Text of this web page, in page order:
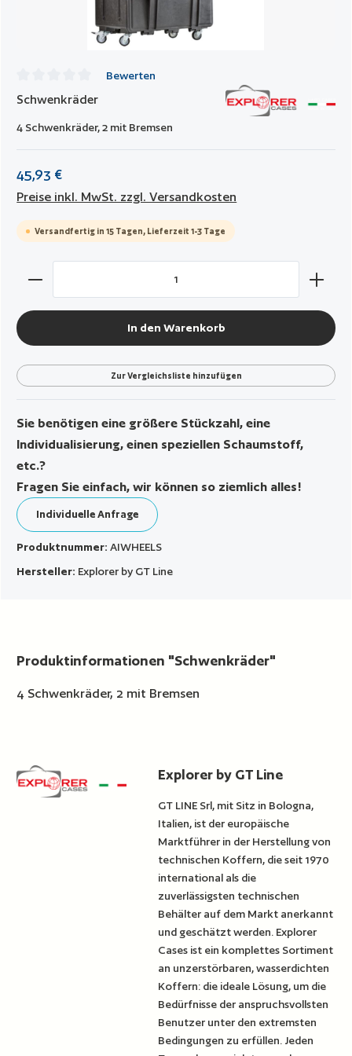
Durchschnittliche Bewertung von 0 von 5 Sternen
Bewerten
Schwenkräder
4 Schwenkräder, 2 mit Bremsen
45,93 €
Preise inkl. MwSt. zzgl. Versandkosten
Versandfertig in 15 Tagen, Lieferzeit 1-3 Tage
Produkt Anzahl: Gib den gewünschten Wert ein oder
In den Warenkorb
Zur Vergleichsliste hinzufügen
Sie benötigen eine größere Stückzahl, eine
Individualisierung, einen speziellen Schaumstoff,
etc.?
Fragen Sie einfach, wir können so ziemlich alles!
Individuelle Anfrage
Produktnummer:AIWHEELS
Hersteller: Explorer by GT Line
Produktinformationen "Schwenkräder"
4 Schwenkräder, 2 mit Bremsen
Explorer by GT Line
GT LINE Srl, mit Sitz in Bologna,
Italien, ist der europäische
Marktführer in der Herstellung von
technischen Koffern, die seit 1970
international als die
zuverlässigsten technischen
Behälter auf dem Markt anerkannt
und geschätzt werden. Explorer
Cases ist ein komplettes Sortiment
an unzerstörbaren, wasserdichten
Koffern: die ideale Lösung, um die
Bedürfnisse der anspruchsvollsten
Benutzer unter den extremsten
Bedingungen zu erfüllen. Jeden